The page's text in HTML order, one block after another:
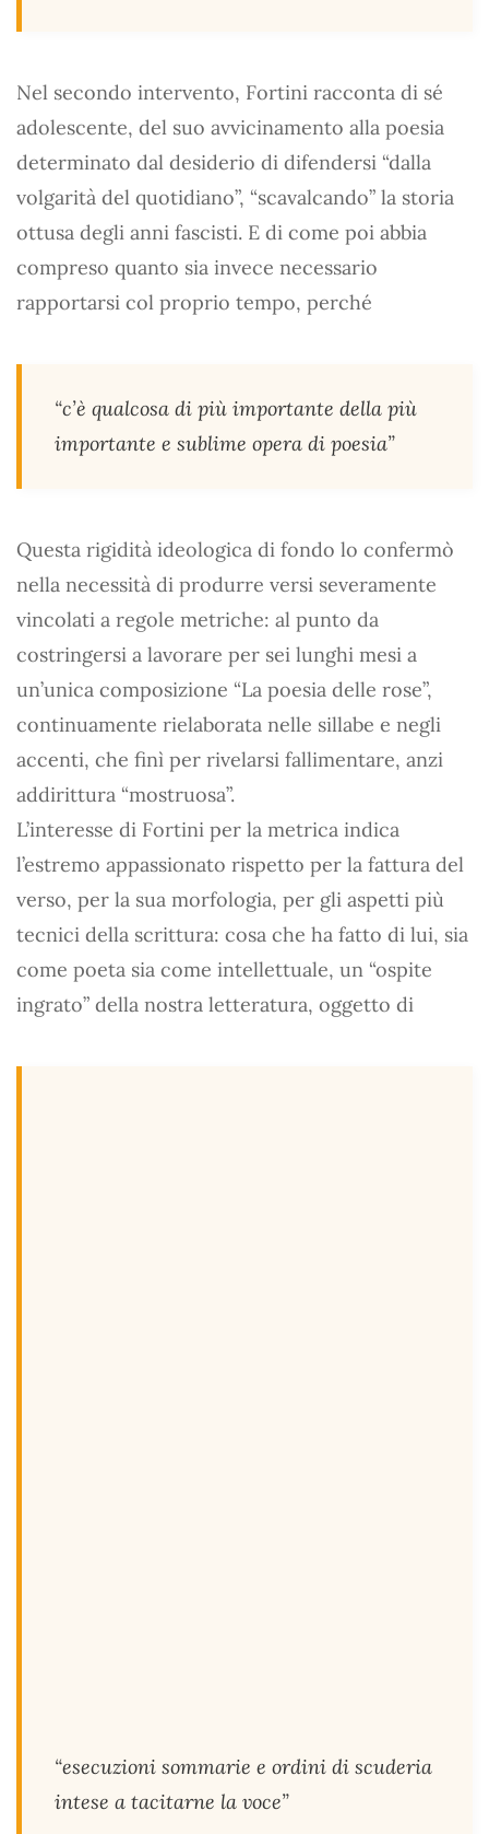
Nel secondo intervento, Fortini racconta di sé
adolescente, del suo avvicinamento alla poesia
determinato dal desiderio di difendersi “dalla
volgarità del quotidiano”, “scavalcando” la storia
ottusa degli anni fascisti. E di come poi abbia
compreso quanto sia invece necessario
rapportarsi col proprio tempo, perché
“c’è qualcosa di più importante della più
importante e sublime opera di poesia”
Questa rigidità ideologica di fondo lo confermò
nella necessità di produrre versi severamente
vincolati a regole metriche: al punto da
costringersi a lavorare per sei lunghi mesi a
un’unica composizione “La poesia delle rose”,
continuamente rielaborata nelle sillabe e negli
accenti, che finì per rivelarsi fallimentare, anzi
addirittura “mostruosa”.
L’interesse di Fortini per la metrica indica
l’estremo appassionato rispetto per la fattura del
verso, per la sua morfologia, per gli aspetti più
tecnici della scrittura: cosa che ha fatto di lui, sia
come poeta sia come intellettuale, un “ospite
ingrato” della nostra letteratura, oggetto di
“esecuzioni sommarie e ordini di scuderia
intese a tacitarne la voce”